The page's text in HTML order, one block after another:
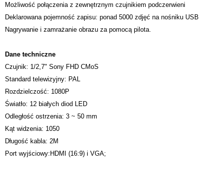
Możliwość połączenia z zewnętrznym czujnikiem podczerwieni
Deklarowana pojemność zapisu: ponad 5000 zdjęć na nośniku USB
Nagrywanie i zamrażanie obrazu za pomocą pilota.
Dane techniczne
Czujnik: 1/2,7" Sony FHD CMoS
Standard telewizyjny: PAL
Rozdzielczość: 1080P
Światło: 12 białych diod LED
Odległość ostrzenia: 3 ~ 50 mm
Kąt widzenia: 1050
Długość kabla: 2M
Port wyjściowy:HDMI (16:9) i VGA;